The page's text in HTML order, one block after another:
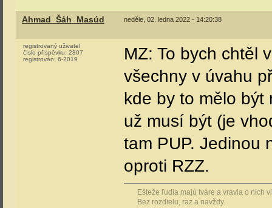
Ahmad_Šáh_Masúd neděle, 02. ledna 2022 - 14:20:38
registrovaný uživatel
číslo příspěvku: 2807
registrován: 6-2019
MZ: To bych chtěl
všechny v úvahu
kde by to mělo být
už musí být (je
tam PUP. Jedinou
oproti RZZ.
Ešteže ľudia majú tváre a vravia o nich
Bez rozdielu, raz a navždy.